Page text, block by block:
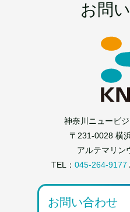
お問
神奈川ニュービ
〒231-0028 横
アルテマリン
TEL： 045-264-9177
お問い合わせ